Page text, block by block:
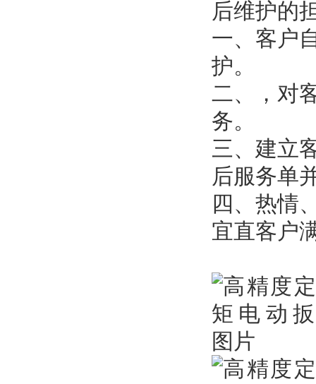
后维护的
一、客户
护。
二、，对
务。
三、建立
后服务单
四、热情
宜直客户